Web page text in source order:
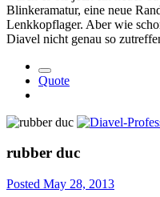
Blinkeramatur, eine neue
Lenkkopflager. Aber wie
Diavel nicht genau so
Quote
rubber duc
Posted May 28, 2013